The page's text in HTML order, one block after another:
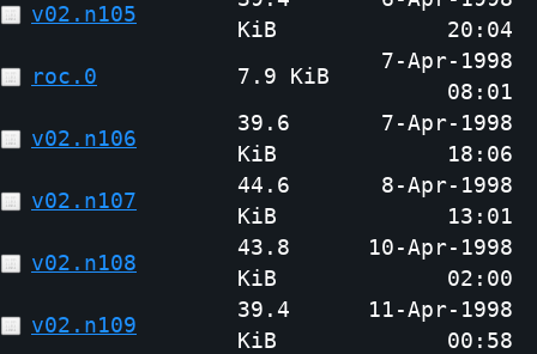
v02.n105
KiB
20:04
roc.0
7.9 KiB
7-Apr-1998
08:01
v02.n106
39.6
KiB
7-Apr-1998
18:06
v02.n107
44.6
KiB
8-Apr-1998
13:01
v02.n108
43.8
KiB
10-Apr-1998
02:00
v02.n109
39.4
KiB
11-Apr-1998
00:58